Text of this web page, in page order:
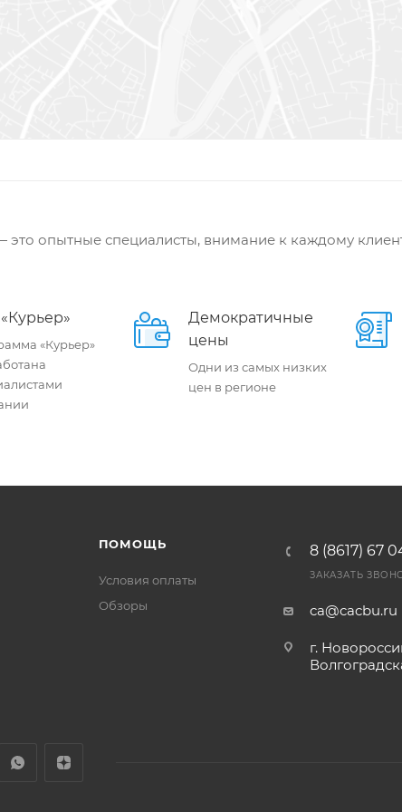
это опытные специалисты, внимание к каждому
«Курьер»
Демократичные
цены
Одни из самых низких
цен в регионе
ПОМОЩЬ
Условия оплаты
Обзоры
8 (8617) 67
ЗАКАЗАТЬ
ca@cacbu.ru
г.